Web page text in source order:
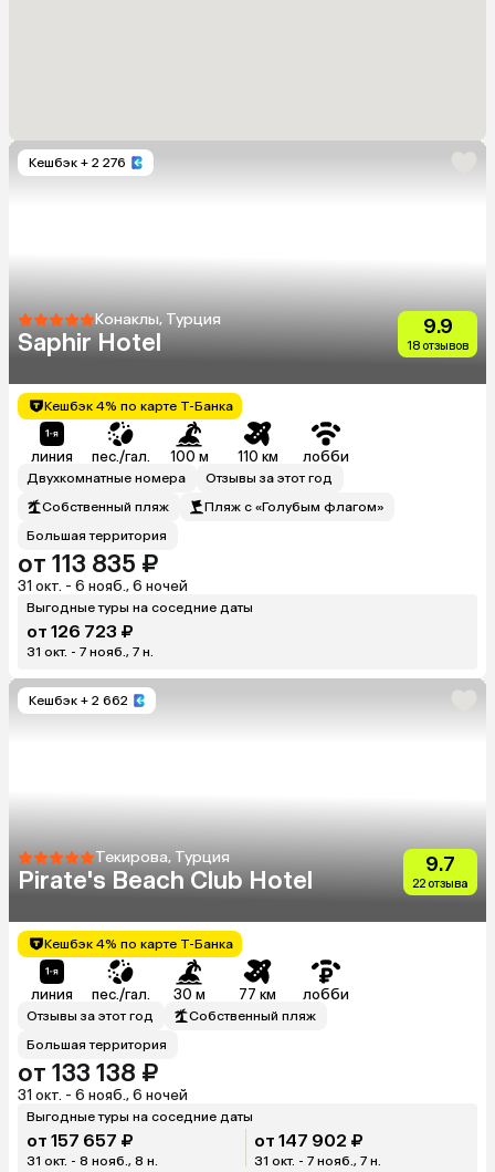
Кешбэк + 2 276
Конаклы, Турция
Saphir Hotel
9.9
18 отзывов
Кешбэк 4% по карте Т-Банка
линия пес./гал. 100 м 110 км лобби
Двухкомнатные номера
Отзывы за этот год
Собственный пляж
Пляж с «Голубым флагом»
Большая территория
от 113 835 ₽
31 окт. - 6 нояб., 6 ночей
Выгодные туры на соседние даты
от 126 723 ₽
31 окт. - 7 нояб., 7 н.
Кешбэк + 2 662
Текирова, Турция
Pirate's Beach Club Hotel
9.7
22 отзыва
Кешбэк 4% по карте Т-Банка
линия пес./гал. 30 м 77 км лобби
Отзывы за этот год
Собственный пляж
Большая территория
от 133 138 ₽
31 окт. - 6 нояб., 6 ночей
Выгодные туры на соседние даты
от 157 657 ₽
31 окт. - 8 нояб., 8 н.
от 147 902 ₽
31 окт. - 7 нояб., 7 н.